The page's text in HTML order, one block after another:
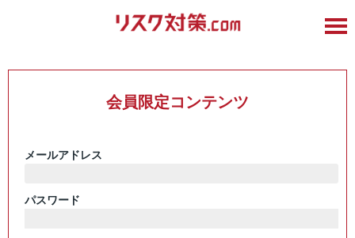
会員限定コンテンツ
メールアドレス
パスワード